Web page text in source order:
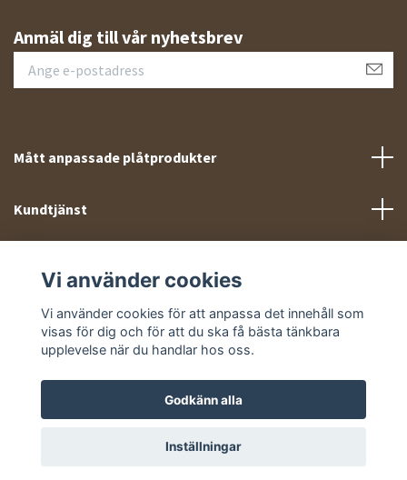
Anmäl dig till vår nyhetsbrev
Mått anpassade plåtprodukter
Kundtjänst
Sociala medier
© 2026 Takprofiler.se
Vi använder cookies
Vi använder cookies för att anpassa det innehåll som
visas för dig och för att du ska få bästa tänkbara
upplevelse när du handlar hos oss.
Godkänn alla
Inställningar